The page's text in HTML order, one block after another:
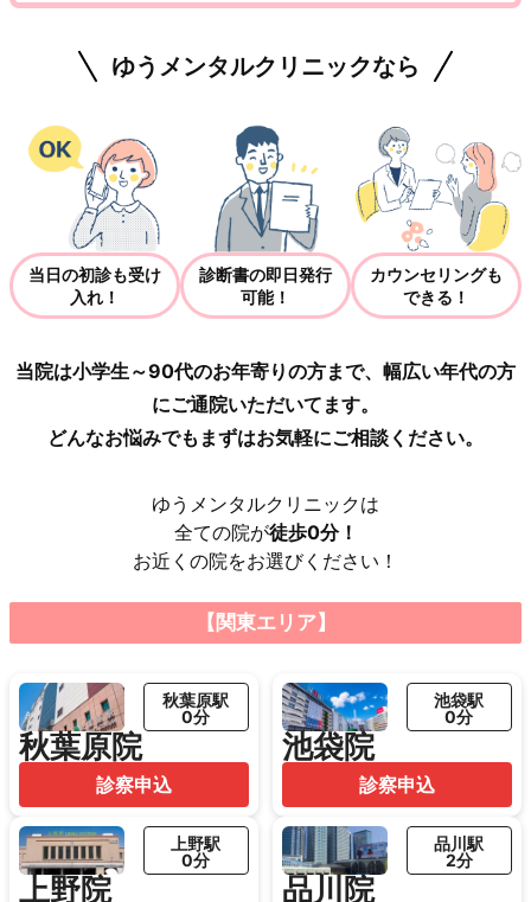
ゆうメンタルクリニックなら
当日の初診も受け
入れ！
診断書の即日発行
可能！
カウンセリングも
できる！
当院は小学生～90代のお年寄りの方まで、幅広い年代の方
にご通院いただいてます。
どんなお悩みでもまずはお気軽にご相談ください。
ゆうメンタルクリニックは
全ての院が徒歩0分！
お近くの院をお選びください！
【関東エリア】
秋葉原院
秋葉原駅
0分
診察申込
池袋院
池袋駅
0分
診察申込
上野院
上野駅
0分
品川院
品川駅
2分